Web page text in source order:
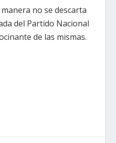
no se descarta
del Partido Nacional
de las mismas.